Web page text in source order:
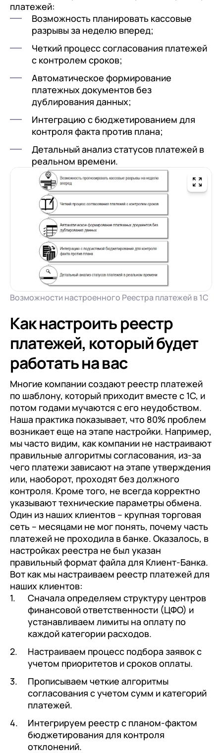
платежей:
Возможность планировать кассовые
разрывы за неделю вперед;
Четкий процесс согласования платежей
с контролем сроков;
Автоматическое формирование
платежных документов без
дублирования данных;
Интеграцию с бюджетированием для
контроля факта против плана;
Детальный анализ статусов платежей в
реальном времени.
Возможности настроенного Реестра платежей в 1С
Как настроить реестр
платежей, который будет
работать на вас
Многие компании создают реестр платежей
по шаблону, который приходит вместе с 1С, и
потом годами мучаются с его неудобством.
Наша практика показывает, что 80% проблем
возникает еще на этапе настройки. Например,
мы часто видим, как компании не настраивают
правильные алгоритмы согласования, из-за
чего платежи зависают на этапе утверждения
или, наоборот, проходят без должного
контроля. Кроме того, не всегда корректно
указывают технические параметры обмена.
Один из наших клиентов – крупная торговая
сеть – месяцами не мог понять, почему часть
платежей не проходила в банке. Оказалось, в
настройках реестра не был указан
правильный формат файла для Клиент-Банка.
Вот как мы настраиваем реестр платежей для
наших клиентов:
Сначала определяем структуру центров
финансовой ответственности (ЦФО) и
устанавливаем лимиты на оплату по
каждой категории расходов.
Настраиваем процесс подбора заявок с
учетом приоритетов и сроков оплаты.
Прописываем четкие алгоритмы
согласования с учетом сумм и категорий
платежей.
Интегрируем реестр с планом-фактом
бюджетирования для контроля
отклонений.